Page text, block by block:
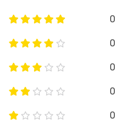
0
0
0
0
0